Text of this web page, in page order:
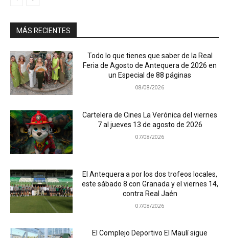
MÁS RECIENTES
Todo lo que tienes que saber de la Real
Feria de Agosto de Antequera de 2026 en
un Especial de 88 páginas
08/08/2026
Cartelera de Cines La Verónica del viernes
7 al jueves 13 de agosto de 2026
07/08/2026
El Antequera a por los dos trofeos locales,
este sábado 8 con Granada y el viernes 14,
contra Real Jaén
07/08/2026
El Complejo Deportivo El Maulí sigue